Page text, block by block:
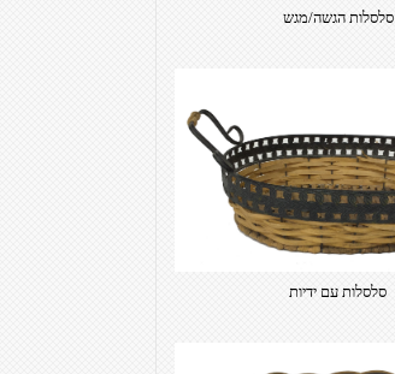
סלסלות הגשה/מגש
סלסלות עם ידיות